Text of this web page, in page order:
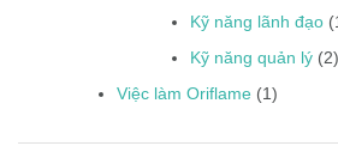
Kỹ năng lãnh đạo
Kỹ năng quản lý (2)
Việc làm Oriflame (1)